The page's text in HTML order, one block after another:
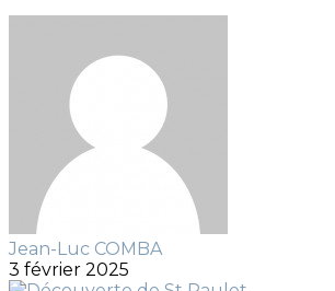
Jean-Luc COMBA
3 février 2025